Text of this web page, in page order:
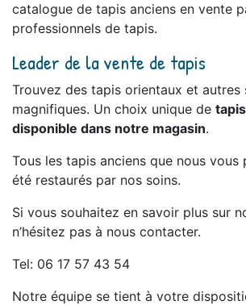
catalogue de tapis anciens en vente
professionnels de tapis.
Leader de la vente de tapis
Trouvez des tapis orientaux et autres
magnifiques. Un choix unique de
disponible dans notre magasin.
Tous les tapis anciens que nous vous
été restaurés par nos soins.
Si vous souhaitez en savoir plus sur
n’hésitez pas à nous contacter.
Tel: 06 17 57 43 54
Notre équipe se tient à votre